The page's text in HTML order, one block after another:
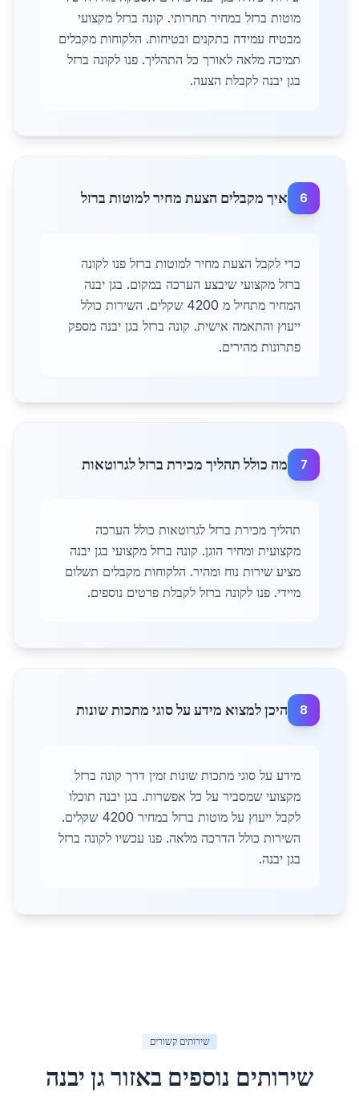
מוטות ברזל במחיר תחרותי. קונה ברזל מקצועי
מבטיח עמידה בתקנים ובטיחות. הלקוחות מקבלים
תמיכה מלאה לאורך כל התהליך. פנו לקונה ברזל
בגן יבנה לקבלת הצעה.
6 איך מקבלים הצעת מחיר למוטות ברזל
כדי לקבל הצעת מחיר למוטות ברזל פנו לקונה
ברזל מקצועי שיבצע הערכה במקום. בגן יבנה
המחיר מתחיל מ 4200 שקלים. השירות כולל
ייעוץ והתאמה אישית. קונה ברזל בגן יבנה מספק
פתרונות מהירים.
7 מה כולל תהליך מכירת ברזל לגרוטאות
תהליך מכירת ברזל לגרוטאות כולל הערכה
מקצועית ומחיר הוגן. קונה ברזל מקצועי בגן יבנה
מציע שירות נוח ומהיר. הלקוחות מקבלים תשלום
מיידי. פנו לקונה ברזל לקבלת פרטים נוספים.
8 היכן למצוא מידע על סוגי מתכות שונות
מידע על סוגי מתכות שונות זמין דרך קונה ברזל
מקצועי שמסביר על כל אפשרות. בגן יבנה תוכלו
לקבל ייעוץ על מוטות ברזל במחיר 4200 שקלים.
השירות כולל הדרכה מלאה. פנו עכשיו לקונה ברזל
בגן יבנה.
שירותים קשורים
שירותים נוספים באזור גן יבנה